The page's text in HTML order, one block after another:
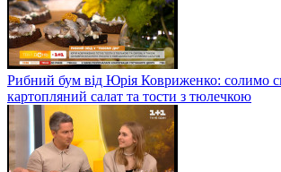
Рибний бум від Юрія Ковриженко: солимо
картопляний салат та тости з тюлечкою